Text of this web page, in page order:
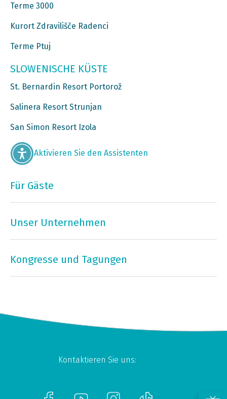
Terme 3000
Kurort Zdravilišče Radenci
Terme Ptuj
SLOWENISCHE KÜSTE
St. Bernardin Resort Portorož
Salinera Resort Strunjan
San Simon Resort Izola
Aktivieren Sie den Assistenten
Für Gäste
Unser Unternehmen
Kongresse und Tagungen
Kontaktieren Sie uns: